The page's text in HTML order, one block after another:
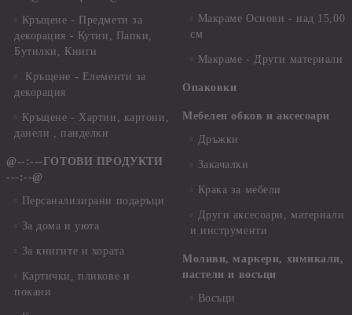
Кръщене - Предмети за
декорация - Кутии, Папки,
Бутилки, Книги
Кръщене - Елементи за
декорация
Кръщене - Хартии, картони,
данели , панделки
@--:---ГОТОВИ ПРОДУКТИ
---:--@
Персанализирани подаръци
За дома и уюта
За книгите и хората
Картички, пликове и
покани
Макраме Основи - над 15,00
см
Макраме - Други материали
Опаковки
Мебелен обков и аксесоари
Дръжки
Закачалки
Крака за мебели
Други аксесоари, материали
и инструменти
Моливи, маркери, химикали,
пастели и восъци
Восъци